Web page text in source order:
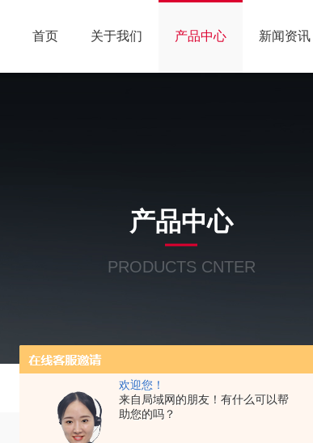
欢迎您！
来自局域网的朋友！有什么可以帮
助您的吗？
首页 关于我们 产品中心 新闻资讯
产品中心
PRODUCTS CNTER